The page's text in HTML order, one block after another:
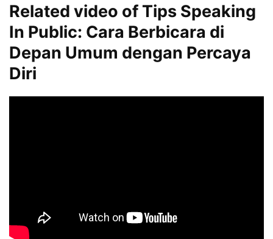
Related video of Tips Speaking
In Public: Cara Berbicara di
Depan Umum dengan Percaya
Diri